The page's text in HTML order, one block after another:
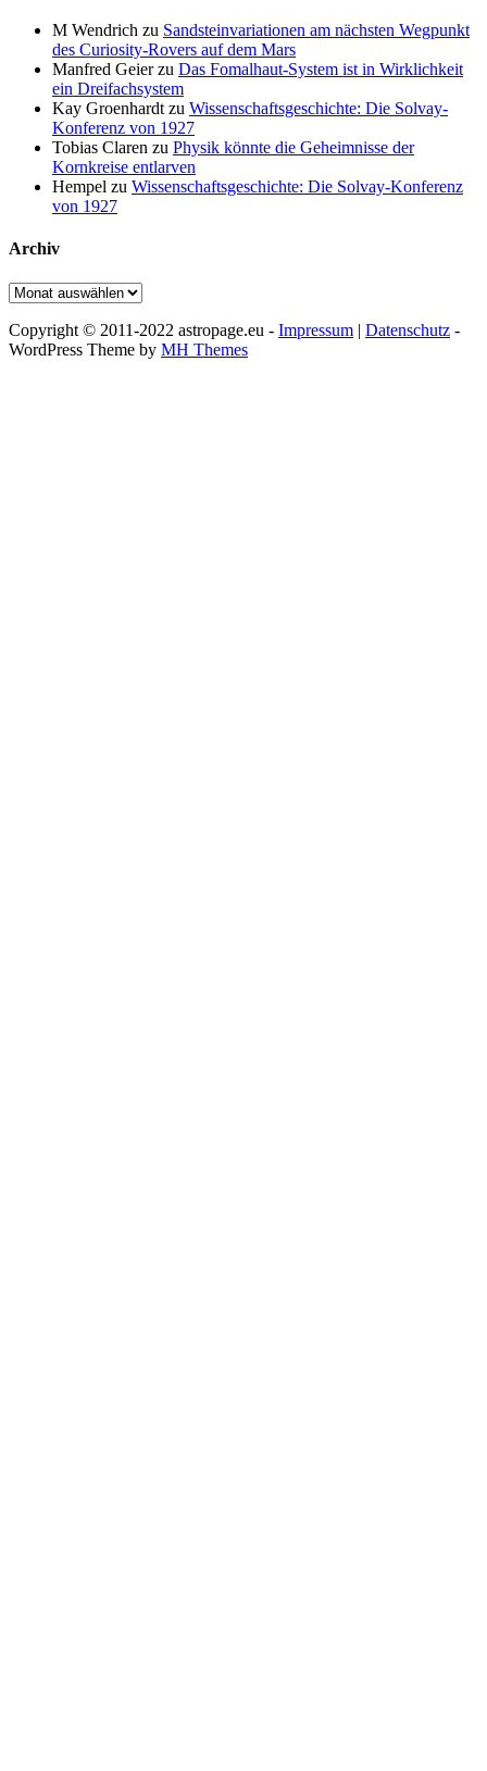
M Wendrich zu Sandsteinvariationen am nächsten Wegpunkt
des Curiosity-Rovers auf dem Mars
Manfred Geierzu Das Fomalhaut-System ist in Wirklichkeit
ein Dreifachsystem
Kay Groenhardt zu Wissenschaftsgeschichte: Die Solvay-
Konferenz von 1927
Tobias Claren zu Physik könnte die Geheimnisse der
Kornkreise entlarven
Hempel zu Wissenschaftsgeschichte: Die Solvay-Konferenz
von 1927
Archiv
Archiv
Copyright © 2011-2022 astropage.eu - Impressum | Datenschutz -
WordPress Theme by MH Themes